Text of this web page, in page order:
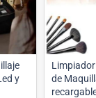
y
de